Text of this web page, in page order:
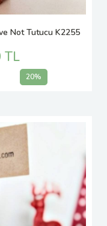
Not Tutucu K2255
TL
20%